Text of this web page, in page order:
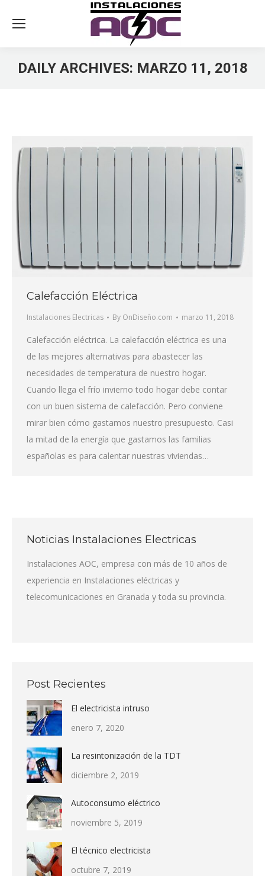
DAILY ARCHIVES: MARZO 11, 2018
Calefacción Eléctrica
Instalaciones Electricas By OnDiseño.com marzo 11, 2018
Calefacción eléctrica. La calefacción eléctrica es una
de las mejores alternativas para abastecer las
necesidades de temperatura de nuestro hogar.
Cuando llega el frío invierno todo hogar debe contar
con un buen sistema de calefacción. Pero conviene
mirar bien cómo gastamos nuestro presupuesto. Casi
la mitad de la energía que gastamos las familias
españolas es para calentar nuestras viviendas…
Noticias Instalaciones Electricas
Instalaciones AOC, empresa con más de 10 años de
experiencia en Instalaciones eléctricas y
telecomunicaciones en Granada y toda su provincia.
Post Recientes
El electricista intruso
enero 7, 2020
La resintonización de la TDT
diciembre 2, 2019
Autoconsumo eléctrico
noviembre 5, 2019
El técnico electricista
octubre 7, 2019